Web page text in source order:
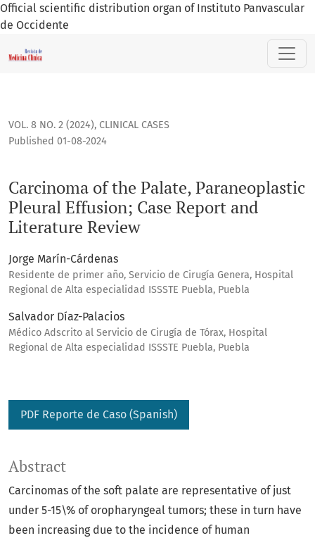
Official scientific distribution organ of Instituto Panvascular
de Occidente
Carcinoma of the Palate, Paraneoplastic Pleural Effusion;
VOL. 8 NO. 2 (2024), CLINICAL CASES
Carcinoma of the Palate, Paraneoplastic
Pleural Effusion; Case Report and
Literature Review
Published 01-08-2024
Jorge Marín-Cárdenas
Residente de primer año, Servicio de Cirugía Genera, Hospital
Regional de Alta especialidad ISSSTE Puebla, Puebla
Salvador Díaz-Palacios
Médico Adscrito al Servicio de Cirugía de Tórax, Hospital
Regional de Alta especialidad ISSSTE Puebla, Puebla
PDF Reporte de Caso (Spanish)
Abstract
Carcinomas of the soft palate are representative of just
under 5-15\% of oropharyngeal tumors; these in turn have
been increasing due to the incidence of human